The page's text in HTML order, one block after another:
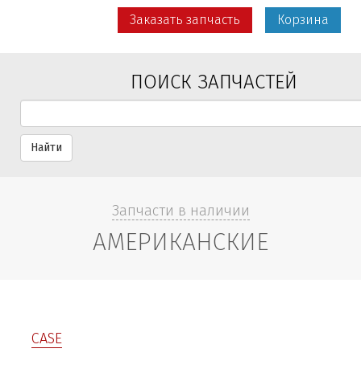
Заказать запчасть Корзина
ПОИСК ЗАПЧАСТЕЙ
Найти
Запчасти в наличии
АМЕРИКАНСКИЕ
CASE